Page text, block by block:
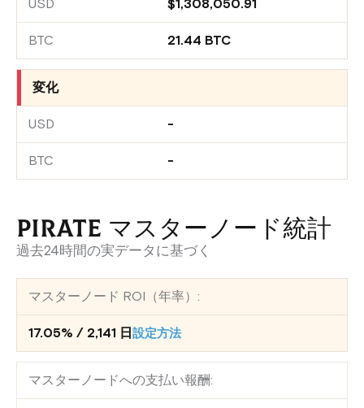
$1,308,050.91
21.44 BTC
変化
-
-
PIRATE マスターノード統計
過去24時間の実データに基づく
マスターノード ROI（年率）:
17.05% / 2,141 日 設定方法
マスターノードへの支払い報酬: